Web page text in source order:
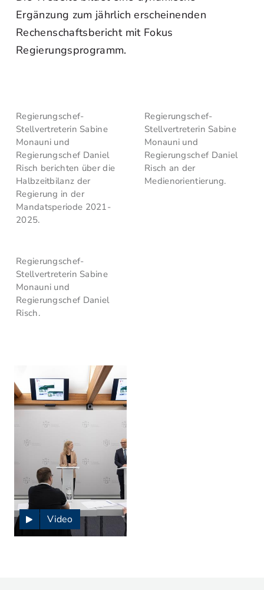
Ergänzung zum jährlich erscheinenden
Rechenschaftsbericht mit Fokus
Regierungsprogramm.
Regierungschef-
Stellvertreterin Sabine
Monauni und
Regierungschef Daniel
Risch berichten über die
Halbzeitbilanz der
Regierung in der
Mandatsperiode 2021-
2025.
Regierungschef-
Stellvertreterin Sabine
Monauni und
Regierungschef Daniel
Risch an der
Medienorientierung.
Regierungschef-
Stellvertreterin Sabine
Monauni und
Regierungschef Daniel
Risch.
Video